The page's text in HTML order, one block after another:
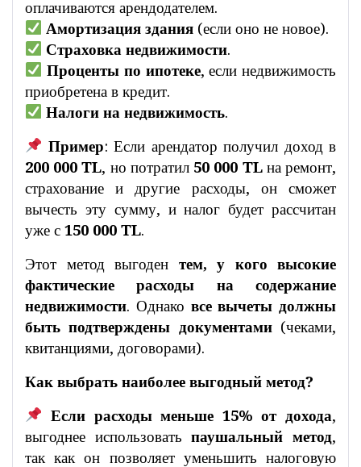
оплачиваются арендодателем.
Амортизация здания (если оно не новое).
Страховка недвижимости.
Проценты по ипотеке, если недвижимость
приобретена в кредит.
Налоги на недвижимость.
Пример: Если арендатор получил доход в
200 000 TL, но потратил 50 000 TLна ремонт,
страхование и другие расходы, он сможет
вычесть эту сумму, и налог будет рассчитан
уже с 150 000 TL.
Этот метод выгоден тем, у кого высокие
фактические расходы на содержание
недвижимости. Однако все вычеты должны
быть подтверждены документами(чеками,
квитанциями, договорами).
Как выбрать наиболее выгодный метод?
Если расходы меньше 15% от дохода,
выгоднее использоватьпаушальный метод,
так как он позволяет уменьшить налоговую